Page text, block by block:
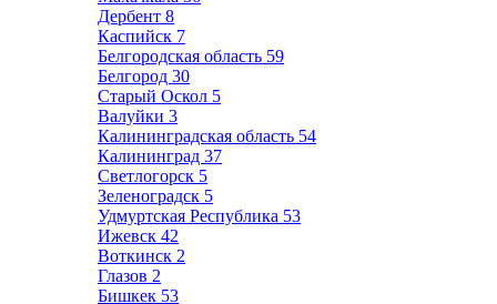
Дербент 8
Каспийск 7
Белгородская область 59
Белгород 30
Старый Оскол 5
Валуйки 3
Калининградская область 54
Калининград 37
Светлогорск 5
Зеленоградск 5
Удмуртская Республика 53
Ижевск 42
Воткинск 2
Глазов 2
Бишкек 53